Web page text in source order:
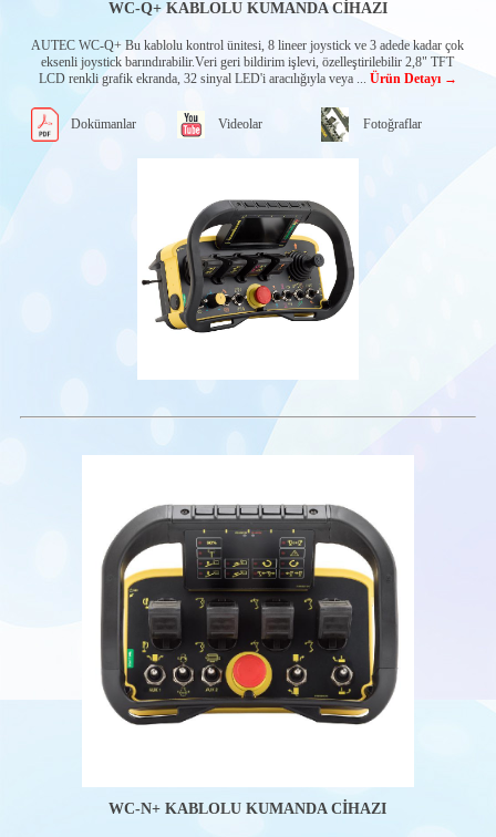
Alıcı Üniteler
Air Serisi
Verici Üniteler
Air Serisi
Alıcı Üniteler
WC-Q+ KABLOLU KUMANDA CİHAZI
AUTEC WC-Q+ Bu kablolu kontrol ünitesi, 8 lineer joystick ve 3 adede kadar çok
eksenli joystick barındırabilir.Veri geri bildirim işlevi, özelleştirilebilir 2,8" TFT
LCD renkli grafik ekranda, 32 sinyal LED'i aracılığıyla veya ... Ürün Detayı →
Dokümanlar Videolar Fotoğraflar
WC-N+ KABLOLU KUMANDA CİHAZI